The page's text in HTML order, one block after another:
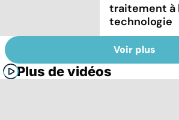
traitement à
technologie
Voir plus
Plus de vidéos